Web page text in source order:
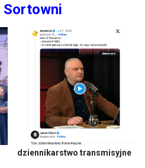
Sortowni
dziennikarstwo transmisyjne